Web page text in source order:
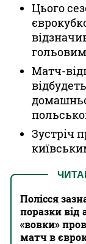
Цього
Матч-
Зустріч
Полісся
поразки від
«вовки»
матч в